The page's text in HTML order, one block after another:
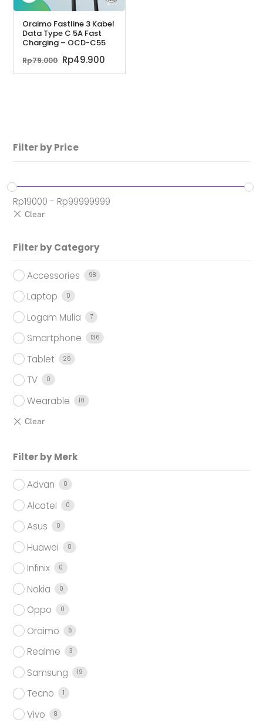
Oraimo Fastline 3 Kabel
Data Type C 5A Fast
Charging – OCD-C55
Rp79.000 Harga
aslinya
Rp49.900
saat
Filter by Price
Rp19000 - Rp99999999
Filter by Category
Accessories 98
Laptop 0
Logam Mulia 7
Smartphone 136
Tablet 26
TV 0
Wearable 10
Filter by Merk
Advan 0
Alcatel 0
Asus 0
Huawei 0
Infinix 0
Nokia 0
Oppo 0
Oraimo 6
Realme 3
Samsung 19
Tecno 1
Vivo 8